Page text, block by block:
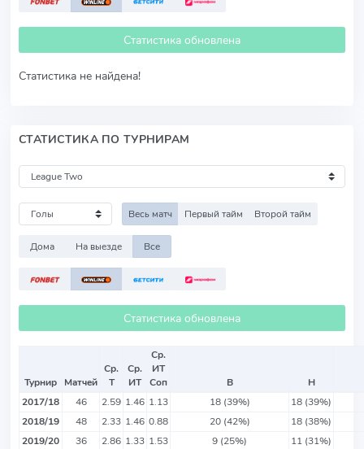
Статистика обновлена
Статистика не найдена!
СТАТИСТИКА ПО ТУРНИРАМ
Весь матч Первый тайм Второй тайм
Дома На выезде Все
Статистика обновлена
Турнир Матчей
Ср.
Т
Ср.
ИТ
Ср.
ИТ
Соп
В
Н
2017/18
46 2.59 1.46 1.13 18 (39%)
18 (39%)
2018/19
48 2.33 1.46 0.88 20 (42%)
18 (38%)
2019/20
36 2.86 1.33 1.53 9 (25%)
11 (31%)